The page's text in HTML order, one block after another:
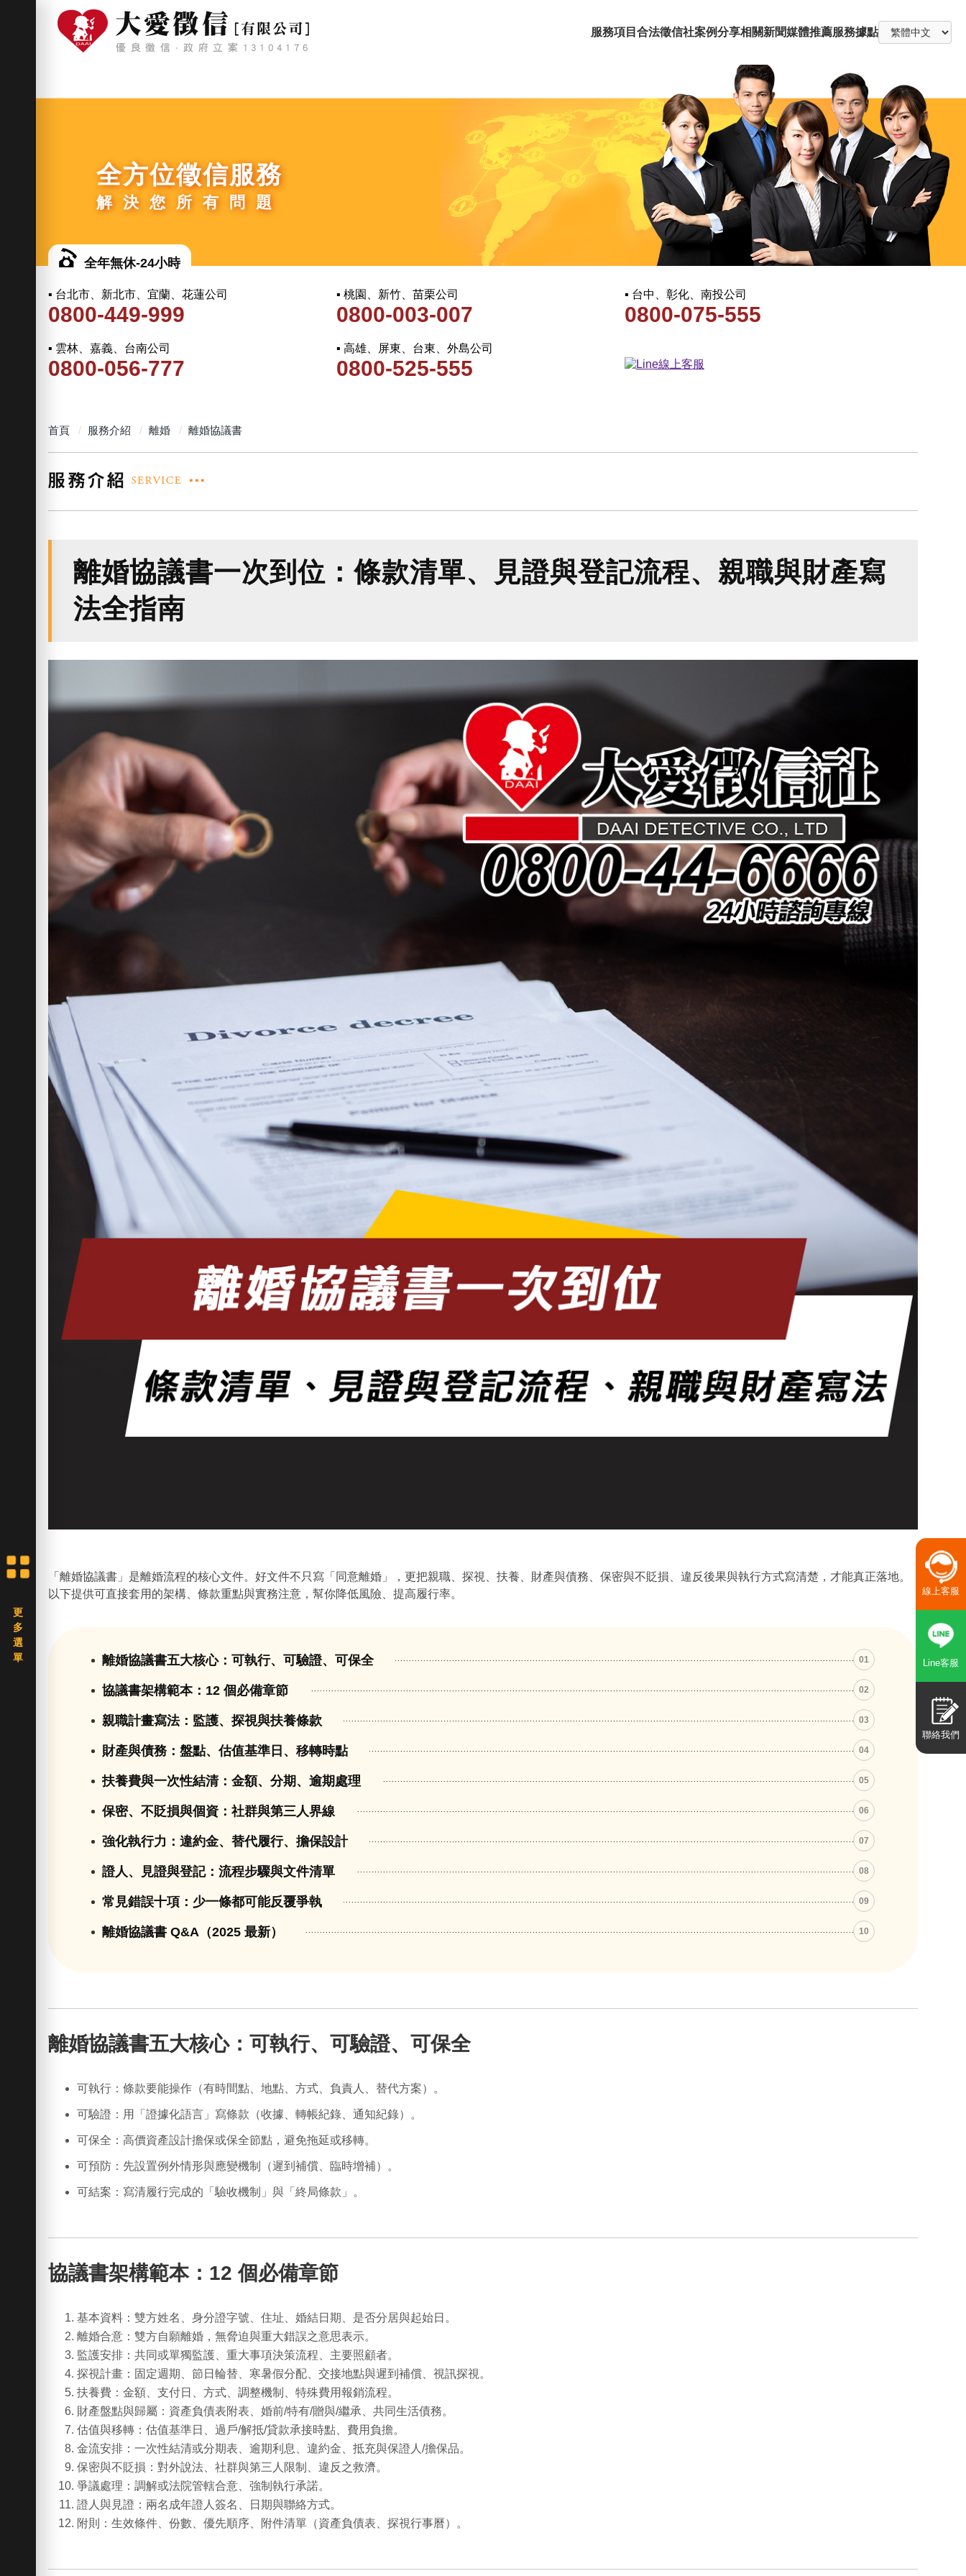
服務項目 合法徵信社案例分享相關新聞媒體推薦服務據點
全方位徵信服務
解決您所有問題
全年無休-24小時
▪ 台北市、新北市、宜蘭、花蓮公司
0800-449-999
▪ 桃園、新竹、苗栗公司
0800-003-007
▪ 台中、彰化、南投公司
0800-075-555
▪ 雲林、嘉義、台南公司
0800-056-777
▪ 高雄、屏東、台東、外島公司
0800-525-555
首頁 服務介紹 離婚 離婚協議書
離婚協議書一次到位：條款清單、見證與登記流程、親職與財產寫
法全指南
「離婚協議書」是離婚流程的核心文件。好文件不只寫「同意離婚」，更把親職、探視、扶養、財產與債務、保密與不貶損、違反後果與執行方式寫清楚，才能真正落地。
以下提供可直接套用的架構、條款重點與實務注意，幫你降低風險、提高履行率。
離婚協議書五大核心：可執行、可驗證、可保全 01
協議書架構範本：12 個必備章節 02
親職計畫寫法：監護、探視與扶養條款 03
財產與債務：盤點、估值基準日、移轉時點 04
扶養費與一次性結清：金額、分期、逾期處理 05
保密、不貶損與個資：社群與第三人界線 06
強化執行力：違約金、替代履行、擔保設計 07
證人、見證與登記：流程步驟與文件清單 08
常見錯誤十項：少一條都可能反覆爭執 09
離婚協議書 Q&A（2025 最新） 10
離婚協議書五大核心：可執行、可驗證、可保全
可執行：條款要能操作（有時間點、地點、方式、負責人、替代方案）。
可驗證： 用「證據化語言」寫條款（收據、轉帳紀錄、通知紀錄）。
可保全：高價資產設計擔保或保全節點，避免拖延或移轉。
可預防： 先設置例外情形與應變機制（遲到補償、臨時增補）。
可結案： 寫清履行完成的「驗收機制」與「終局條款」。
協議書架構範本：12 個必備章節
基本資料：雙方姓名、身分證字號、住址、婚結日期、是否分居與起始日。
離婚合意：雙方自願離婚，無脅迫與重大錯誤之意思表示。
監護安排：共同或單獨監護、重大事項決策流程、主要照顧者。
探視計畫： 固定週期、節日輪替、寒暑假分配、交接地點與遲到補償、視訊探視。
扶養費：金額、支付日、方式、調整機制、特殊費用報銷流程。
財產盤點與歸屬： 資產負債表附表、婚前/特有/贈與/繼承、共同生活債務。
估值與移轉：估值基準日、過戶/解抵/貸款承接時點、費用負擔。
金流安排：一次性結清或分期表、逾期利息、違約金、抵充與保證人/擔保品。
保密與不貶損：對外說法、社群與第三人限制、違反之救濟。
爭議處理：調解或法院管轄合意、強制執行承諾。
證人與見證： 兩名成年證人簽名、日期與聯絡方式。
附則：生效條件、份數、優先順序、附件清單（資產負債表、探視行事曆）。
線上客服
Line客服
聯絡我們